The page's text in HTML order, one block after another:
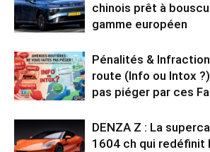
chinois prêt à
gamme européen
Pénalités &
route (Info ou Intox
pas piéger par ces
DENZA Z : La
1604 ch qui redéfinit